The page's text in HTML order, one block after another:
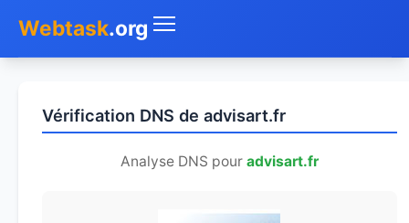
Webtask.org
Whois
Vérification DNS de advisart.fr
Analyse DNS pour advisart.fr